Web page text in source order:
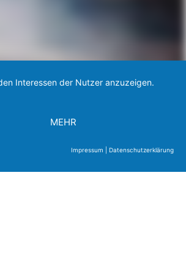
Interessen der Nutzer anzuzeigen.
MEHR
Impressum Datenschutzerklärung